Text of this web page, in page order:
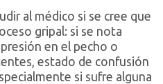
al médico si se cree que
gripal: si se nota
en el pecho o
estado de confusión
si sufre alguna